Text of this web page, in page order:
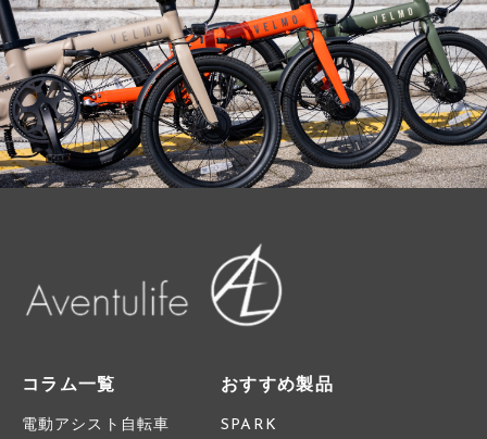
コラム一覧
電動アシスト自転車
おすすめ製品
SPARK